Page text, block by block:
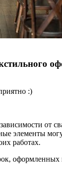
:)
элементы
работах.